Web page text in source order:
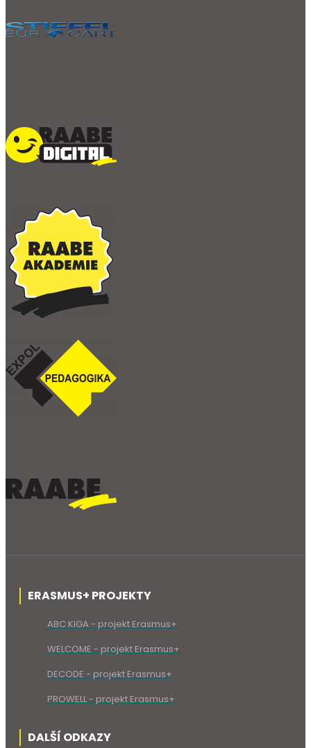
ERASMUS+ PROJEKTY
ABC KIGA - projekt Erasmus+
WELCOME - projekt Erasmus+
DECODE - projekt Erasmus+
PROWELL - projekt Erasmus+
DALŠÍ ODKAZY